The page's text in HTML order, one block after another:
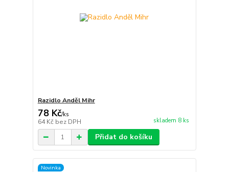
Razidlo Anděl Mihr
78 Kč/ks
64 Kč bez DPH skladem 8 ks
Přidat do košíku
Novinka